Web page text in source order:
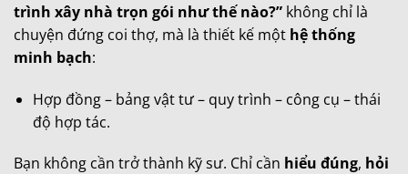
trình xây nhà trọn gói như thế nào?” không chỉ là
chuyện đứng coi thợ, mà là thiết kế một hệ thống
minh bạch:
Hợp đồng – bảng vật tư – quy trình – công cụ – thái
độ hợp tác.
Bạn không cần trở thành kỹ sư. Chỉ cần hiểu đúng, hỏi